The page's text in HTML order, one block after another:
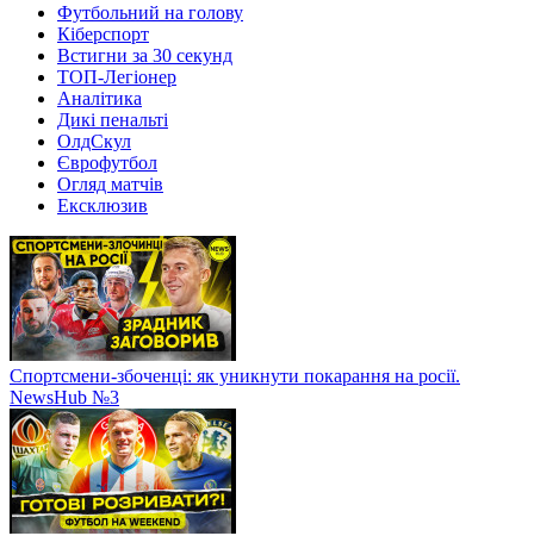
Футбольний на голову
Кіберспорт
Встигни за 30 секунд
ТОП-Легіонер
Аналітика
Дикі пенальті
ОлдСкул
Єврофутбол
Огляд матчів
Ексклюзив
Спортсмени-збоченці: як уникнути покарання на росії.
NewsHub №3